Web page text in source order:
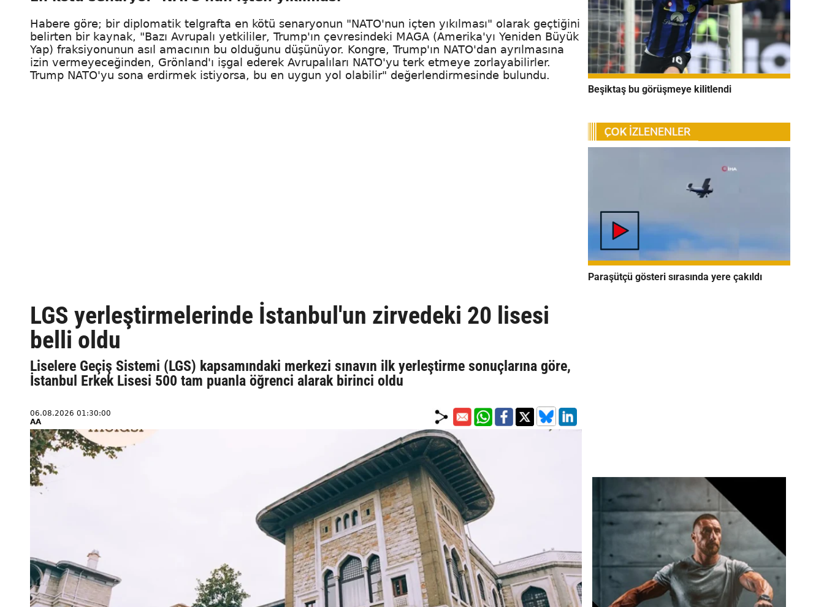
Habere göre; bir diplomatik telgrafta en kötü senaryonun "NATO'nun içten yıkılması" olarak geçtiğini
belirten bir kaynak, "Bazı Avrupalı yetkililer, Trump'ın çevresindeki MAGA (Amerika'yı Yeniden Büyük
Yap) fraksiyonunun asıl amacının bu olduğunu düşünüyor. Kongre, Trump'ın NATO'dan ayrılmasına
izin vermeyeceğinden, Grönland'ı işgal ederek Avrupalıları NATO'yu terk etmeye zorlayabilirler.
Trump NATO'yu sona erdirmek istiyorsa, bu en uygun yol olabilir" değerlendirmesinde bulundu.
LGS yerleştirmelerinde İstanbul'un zirvedeki 20 lisesi
belli oldu
Liselere Geçiş Sistemi (LGS) kapsamındaki merkezi sınavın ilk yerleştirme sonuçlarına göre,
İstanbul Erkek Lisesi 500 tam puanla öğrenci alarak birinci oldu
06.08.2026 01:30:00
AA
Beşiktaş bu görüşmeye kilitlendi
Paraşütçü gösteri sırasında yere çakıldı